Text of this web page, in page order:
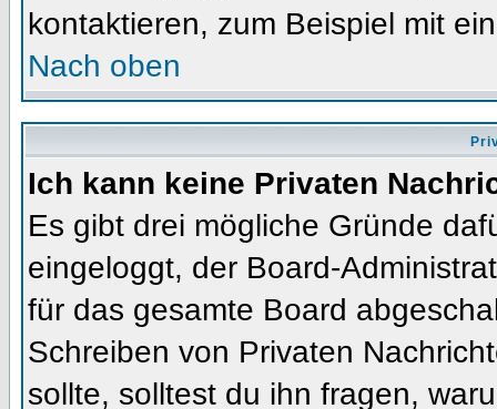
kontaktieren, zum Beispiel mit
Nach oben
Ich kann keine Privaten
Es gibt drei mögliche Gründe
eingeloggt, der Board-
für das gesamte Board
Schreiben von Privaten
sollte, solltest du ihn fragen,